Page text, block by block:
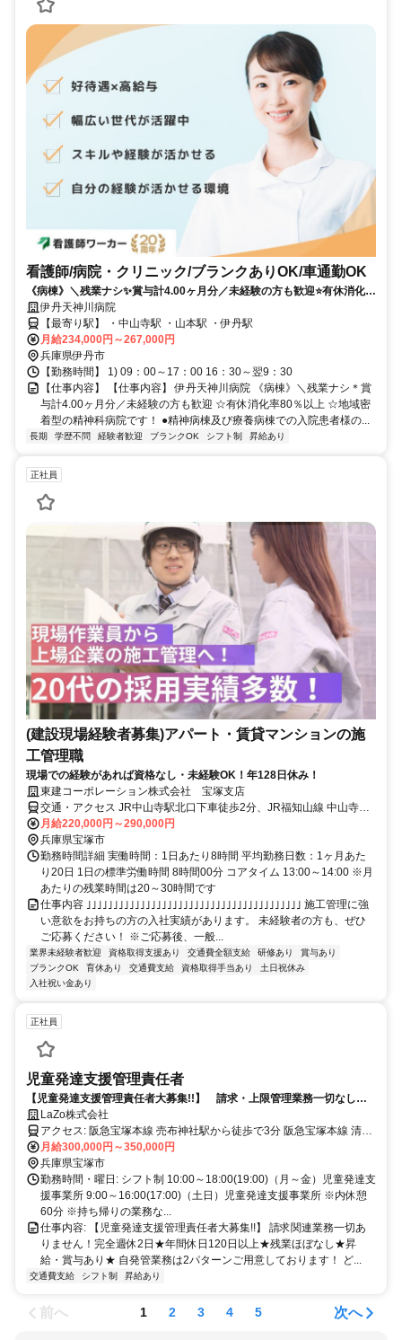
看護師/病院・クリニック/ブランクありOK/車通勤OK
《病棟》＼残業ナシ✨賞与計4.00ヶ月分／未経験の方も歓迎⭐有休消化率
80％以上⭐地域密着型の精神科病院です❗️
伊丹天神川病院
【最寄り駅】 ・中山寺駅 ・山本駅 ・伊丹駅
月給234,000円～267,000円
兵庫県伊丹市
【勤務時間】 1) 09：00～17：00 16：30～翌9：30
【仕事内容】 【仕事内容】 伊丹天神川病院 《病棟》＼残業ナシ＊賞
与計4.00ヶ月分／未経験の方も歓迎 ☆有休消化率80％以上 ☆地域密
着型の精神科病院です！ ●精神病棟及び療養病棟での入院患者様の...
長期 学歴不問 経験者歓迎 ブランクOK シフト制 昇給あり
正社員
(建設現場経験者募集)アパート・賃貸マンションの施
工管理職
現場での経験があれば資格なし・未経験OK！年128日休み！
東建コーポレーション株式会社 宝塚支店
交通・アクセス JR中山寺駅北口下車徒歩2分、JR福知山線 中山寺駅
下車徒歩3分
月給220,000円～290,000円
兵庫県宝塚市
勤務時間詳細 実働時間：1日あたり8時間 平均勤務日数：1ヶ月あた
り20日 1日の標準労働時間 8時間00分 コアタイム 13:00～14:00 ※月
あたりの残業時間は20～30時間です
仕事内容 ｣｣｣｣｣｣｣｣｣｣｣｣｣｣｣｣｣｣｣｣｣｣｣｣｣｣｣｣｣｣｣｣｣｣｣｣｣｣｣｣ 施工管理に強
い意欲をお持ちの方の入社実績があります。 未経験者の方も、ぜひ
ご応募ください！ ※ご応募後、一般...
業界未経験者歓迎 資格取得支援あり 交通費全額支給 研修あり
賞与あり
ブランクOK
育休あり 交通費支給 資格取得手当あり
土日祝休み
入社祝い金あり
正社員
児童発達支援管理責任者
【児童発達支援管理責任者大募集!!】 請求・上限管理業務一切なし！
お子様に向き合い支援に専念できる環境で発達支援業務
LaZo株式会社
アクセス: 阪急宝塚本線 売布神社駅から徒歩で3分 阪急宝塚本線 清荒
神駅から徒歩で17分 阪急宝塚本線 中山観音駅から徒歩で13分
月給300,000円～350,000円
兵庫県宝塚市
勤務時間・曜日: シフト制 10:00～18:00(19:00)（月～金）児童発達支
援事業所 9:00～16:00(17:00)（土日）児童発達支援事業所 ※内休憩
60分 ※持ち帰りの業務な...
仕事内容: 【児童発達支援管理責任者大募集!!】 請求関連業務一切あ
りません！完全週休2日★年間休日120日以上★残業ほぼなし★昇
給・賞与あり★ 自発管業務は2パターンご用意しております！ ど...
交通費支給 シフト制 昇給あり
前へ 1 2 3 4 5 次へ